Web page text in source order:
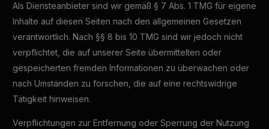
Als Diensteanbieter sind wir gemäß § 7 Abs. 1 TMG für eigene
Inhalte auf diesen Seiten nach den allgemeinen Gesetzen
verantwortlich. Nach §§ 8 bis 10 TMG sind wir jedoch nicht
verpflichtet, die auf unserer Seite übermittelten oder
gespeicherten fremden Informationen zu überwachen oder
nach Umständen zu forschen, die auf eine rechtswidrige
Tätigkeit hinweisen.
Verpflichtungen zur Entfernung oder Sperrung der Nutzung